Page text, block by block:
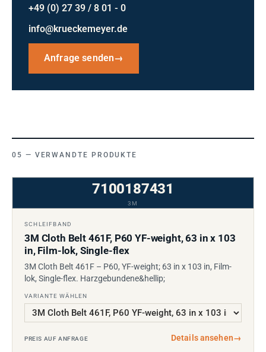
+49 (0) 27 39 / 8 01 - 0
info@krueckemeyer.de
Anfrage senden→
VERWANDTE PRODUKTE
7100187431
3M
SCHLEIFBAND
3M Cloth Belt 461F, P60 YF-weight, 63 in x 103
in, Film-lok, Single-flex
3M Cloth Belt 461F – P60, YF-weight; 63 in x 103 in, Film-
lok, Single-flex. Harzgebundene&hellip;
VARIANTE WÄHLEN
PREIS AUF ANFRAGE Details ansehen→